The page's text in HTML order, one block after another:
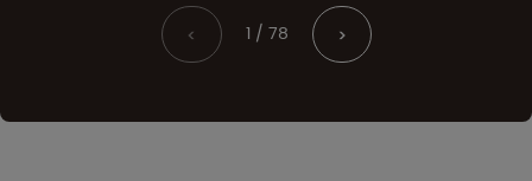
< 1 / 78 >